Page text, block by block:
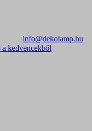
info@dekolamp.hu
kedvencekből